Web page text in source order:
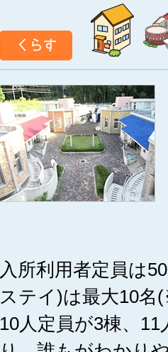
入所利用者定員は
ステイ)は最大10
10人定員が3棟、